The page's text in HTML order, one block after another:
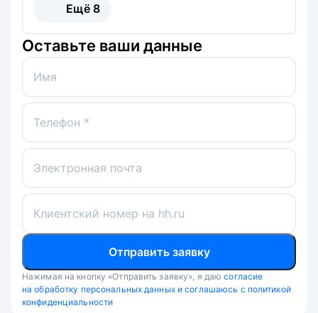
Ещё 8
Оставьте ваши данные
Имя
Телефон *
Электронная почта
Клиентский номер на hh.ru
Отправить заявку
Нажимая на кнопку «Отправить заявку», я даю согласие
на обработку персональных данных и соглашаюсь с политикой
конфиденциальности